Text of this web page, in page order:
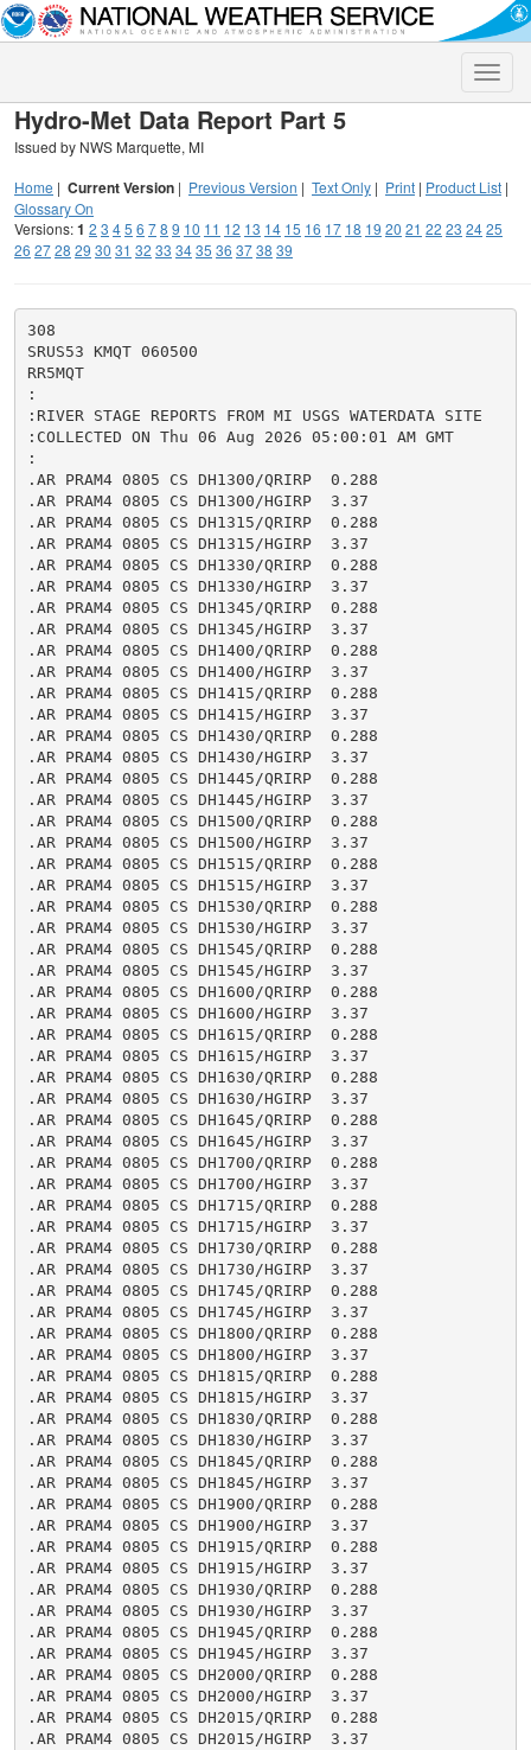
Toggle
Hydro-Met Data Report Part 5
Issued by NWS Marquette, MI
Home | Current Version | Previous Version | Text Only | Print | Product List |
Glossary On
Versions:1 2 3 45 6 78 9 10 11 12 13 14 15 16 17 18 19 20 21 22 23 2425
26 2728 29 30 31 32 33 3435 36 3738 39
308
SRUS53 KMQT 060500
RR5MQT
:
:RIVER STAGE REPORTS FROM MI USGS WATERDATA SITE
:COLLECTED ON Thu 06 Aug 2026 05:00:01 AM GMT
:
.AR PRAM4 0805 CS DH1300/QRIRP  0.288
.AR PRAM4 0805 CS DH1300/HGIRP  3.37
.AR PRAM4 0805 CS DH1315/QRIRP  0.288
.AR PRAM4 0805 CS DH1315/HGIRP  3.37
.AR PRAM4 0805 CS DH1330/QRIRP  0.288
.AR PRAM4 0805 CS DH1330/HGIRP  3.37
.AR PRAM4 0805 CS DH1345/QRIRP  0.288
.AR PRAM4 0805 CS DH1345/HGIRP  3.37
.AR PRAM4 0805 CS DH1400/QRIRP  0.288
.AR PRAM4 0805 CS DH1400/HGIRP  3.37
.AR PRAM4 0805 CS DH1415/QRIRP  0.288
.AR PRAM4 0805 CS DH1415/HGIRP  3.37
.AR PRAM4 0805 CS DH1430/QRIRP  0.288
.AR PRAM4 0805 CS DH1430/HGIRP  3.37
.AR PRAM4 0805 CS DH1445/QRIRP  0.288
.AR PRAM4 0805 CS DH1445/HGIRP  3.37
.AR PRAM4 0805 CS DH1500/QRIRP  0.288
.AR PRAM4 0805 CS DH1500/HGIRP  3.37
.AR PRAM4 0805 CS DH1515/QRIRP  0.288
.AR PRAM4 0805 CS DH1515/HGIRP  3.37
.AR PRAM4 0805 CS DH1530/QRIRP  0.288
.AR PRAM4 0805 CS DH1530/HGIRP  3.37
.AR PRAM4 0805 CS DH1545/QRIRP  0.288
.AR PRAM4 0805 CS DH1545/HGIRP  3.37
.AR PRAM4 0805 CS DH1600/QRIRP  0.288
.AR PRAM4 0805 CS DH1600/HGIRP  3.37
.AR PRAM4 0805 CS DH1615/QRIRP  0.288
.AR PRAM4 0805 CS DH1615/HGIRP  3.37
.AR PRAM4 0805 CS DH1630/QRIRP  0.288
.AR PRAM4 0805 CS DH1630/HGIRP  3.37
.AR PRAM4 0805 CS DH1645/QRIRP  0.288
.AR PRAM4 0805 CS DH1645/HGIRP  3.37
.AR PRAM4 0805 CS DH1700/QRIRP  0.288
.AR PRAM4 0805 CS DH1700/HGIRP  3.37
.AR PRAM4 0805 CS DH1715/QRIRP  0.288
.AR PRAM4 0805 CS DH1715/HGIRP  3.37
.AR PRAM4 0805 CS DH1730/QRIRP  0.288
.AR PRAM4 0805 CS DH1730/HGIRP  3.37
.AR PRAM4 0805 CS DH1745/QRIRP  0.288
.AR PRAM4 0805 CS DH1745/HGIRP  3.37
.AR PRAM4 0805 CS DH1800/QRIRP  0.288
.AR PRAM4 0805 CS DH1800/HGIRP  3.37
.AR PRAM4 0805 CS DH1815/QRIRP  0.288
.AR PRAM4 0805 CS DH1815/HGIRP  3.37
.AR PRAM4 0805 CS DH1830/QRIRP  0.288
.AR PRAM4 0805 CS DH1830/HGIRP  3.37
.AR PRAM4 0805 CS DH1845/QRIRP  0.288
.AR PRAM4 0805 CS DH1845/HGIRP  3.37
.AR PRAM4 0805 CS DH1900/QRIRP  0.288
.AR PRAM4 0805 CS DH1900/HGIRP  3.37
.AR PRAM4 0805 CS DH1915/QRIRP  0.288
.AR PRAM4 0805 CS DH1915/HGIRP  3.37
.AR PRAM4 0805 CS DH1930/QRIRP  0.288
.AR PRAM4 0805 CS DH1930/HGIRP  3.37
.AR PRAM4 0805 CS DH1945/QRIRP  0.288
.AR PRAM4 0805 CS DH1945/HGIRP  3.37
.AR PRAM4 0805 CS DH2000/QRIRP  0.288
.AR PRAM4 0805 CS DH2000/HGIRP  3.37
.AR PRAM4 0805 CS DH2015/QRIRP  0.288
.AR PRAM4 0805 CS DH2015/HGIRP  3.37